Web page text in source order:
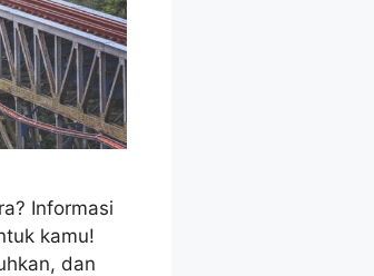
Informasi
kamu!
dan